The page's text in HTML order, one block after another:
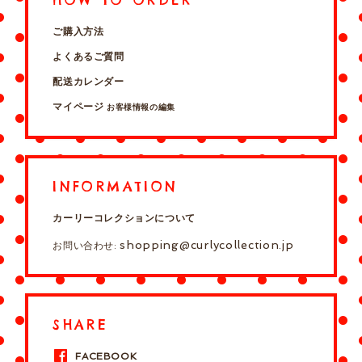
ご購入方法
よくあるご質問
配送カレンダー
マイページ お客様情報の編集
INFORMATION
カーリーコレクションについて
お問い合わせ:shopping@curlycollection.jp
SHARE
FACEBOOK